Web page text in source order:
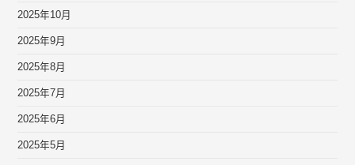
2025年10月
2025年9月
2025年8月
2025年7月
2025年6月
2025年5月